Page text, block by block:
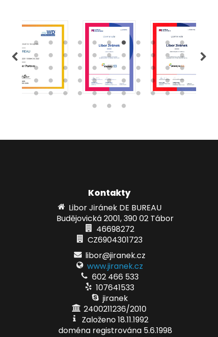
Kontakty
Libor Jiránek DE BUREAU
Budějovická 2001, 390 02 Tábor
46698272
CZ6904301723
libor@jiranek.cz
www.jiranek.cz
602 466 533
107641533
jiranek
2400211236/2010
Založeno 18.11.1992
doména registrována 5.6.1998